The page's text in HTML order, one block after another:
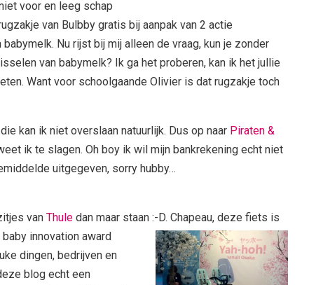
voor en leeg schap
van Bulbby gratis bij aanpak van 2 actie
babymelk. Nu rijst bij mij alleen de vraag, kun je zonder
van babymelk? Ik ga het proberen, kan ik het jullie
Want voor schoolgaande Olivier is dat rugzakje toch
kan ik niet overslaan natuurlijk. Dus op naar Piraten &
ik te slagen. Oh boy ik wil mijn bankrekening echt niet
uitgegeven, sorry hubby…
van Thule dan maar staan :-D. Chapeau, deze fiets is
innovation award
dingen, bedrijven en
blog echt een